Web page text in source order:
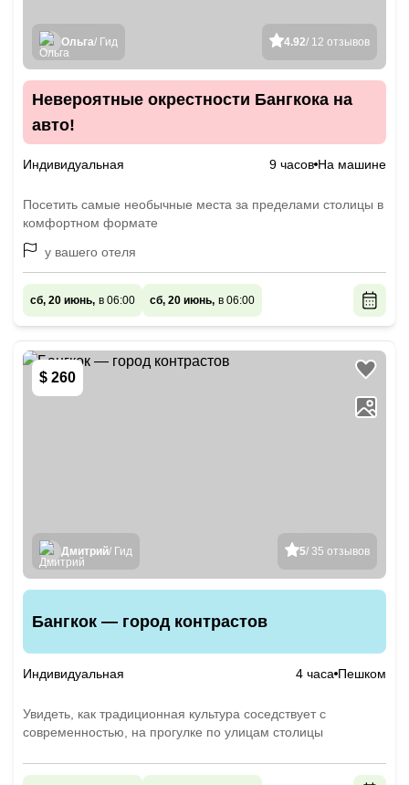
4.92/ 12 отзывов
Ольга/ Гид
Невероятные окрестности Бангкока на
авто!
Индивидуальная 9 часов На машине
Посетить самые необычные места за пределами столицы в
комфортном формате
у вашего отеля
сб, 20 июнь, в 06:00 сб, 20 июнь, в 06:00
$ 260
5/ 35 отзывов
Дмитрий/ Гид
Бангкок — город контрастов
Индивидуальная 4 часа Пешком
Увидеть, как традиционная культура соседствует с
современностью, на прогулке по улицам столицы